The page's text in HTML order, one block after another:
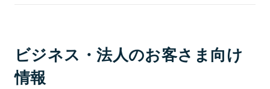
ビジネス・法人のお客さま向け
情報